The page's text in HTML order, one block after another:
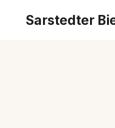
Sarstedter